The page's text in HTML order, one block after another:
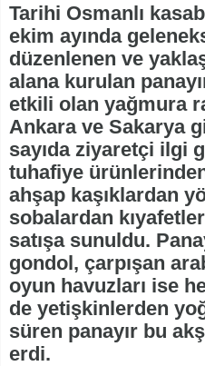
Tarihi Osmanlı
ekim ayında
düzenlenen ve
alana kurulan
etkili olan yağmura
Ankara ve Sakarya
sayıda ziyaretçi ilgi
tuhafiye
ahşap kaşıklardan
sobalardan
satışa sunuldu.
gondol, çarpışan
oyun havuzları ise
de yetişkinlerden
süren panayır bu
erdi.